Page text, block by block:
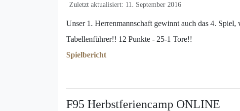
Zuletzt aktualisiert: 11. September 2016
Unser 1. Herrenmannschaft gewinnt auch das 4.
Tabellenführer!! 12 Punkte - 25-1 Tore!!
Spielbericht
F95 Herbstferiencamp ONLINE